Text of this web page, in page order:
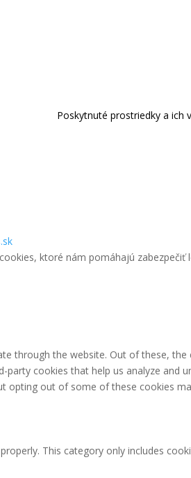
Poskytnuté prostriedky a ich
ktoré nám pomáhajú zabezpečiť
through the website. Out of these,
cookies that help us analyze
out of some of these cookies
This category only includes